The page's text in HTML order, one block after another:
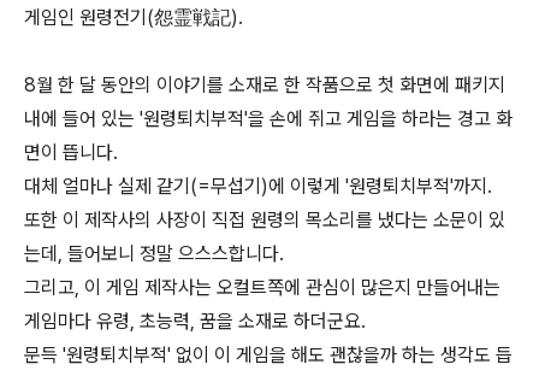
게임인 원령전기(怨霊戦記).
8월 한 달 동안의 이야기를 소재로 한 작품으로 첫 화면에 패키지
내에 들어 있는 '원령퇴치부적'을 손에 쥐고 게임을 하라는 경고 화
면이 뜹니다.
대체 얼마나 실제 같기(=무섭기)에 이렇게 '원령퇴치부적'까지.
또한 이 제작사의 사장이 직접 원령의 목소리를 냈다는 소문이 있
는데, 들어보니 정말 으스스합니다.
그리고, 이 게임 제작사는 오컬트쪽에 관심이 많은지 만들어내는
게임마다 유령, 초능력, 꿈을 소재로 하더군요.
문득 '원령퇴치부적' 없이 이 게임을 해도 괜찮을까 하는 생각도 듭